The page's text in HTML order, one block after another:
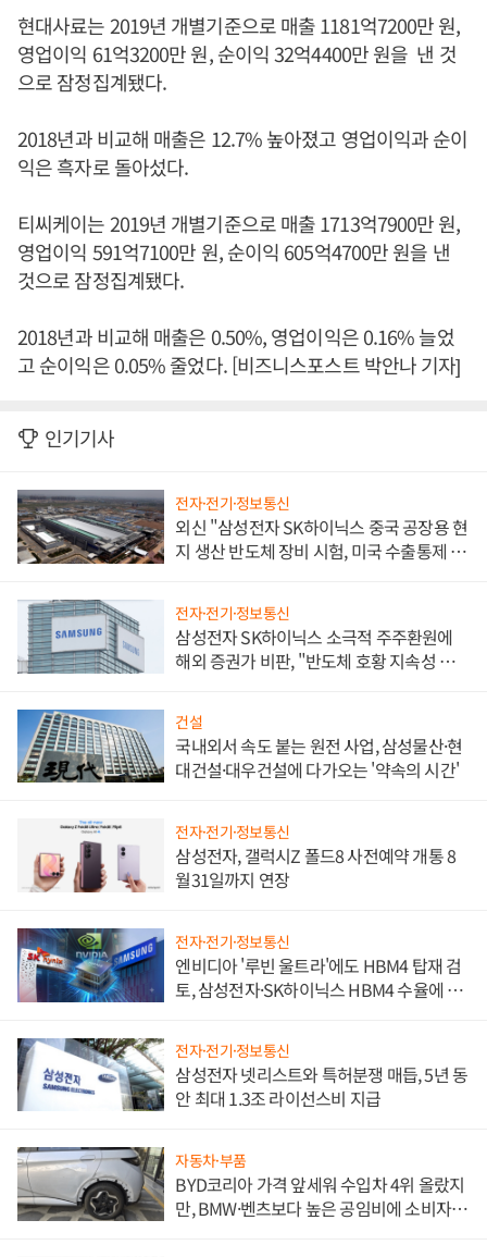
현대사료는 2019년 개별기준으로 매출 1181억7200만 원,
영업이익 61억3200만 원, 순이익 32억4400만 원을 낸 것
으로 잠정집계됐다.
2018년과 비교해 매출은 12.7% 높아졌고 영업이익과 순이
익은 흑자로 돌아섰다.
티씨케이는 2019년 개별기준으로 매출 1713억7900만 원,
영업이익 591억7100만 원, 순이익 605억4700만 원을 낸
것으로 잠정집계됐다.
2018년과 비교해 매출은 0.50%, 영업이익은 0.16% 늘었
고 순이익은 0.05% 줄었다. [비즈니스포스트 박안나 기자]
인기기사
전자·전기·정보통신
외신 "삼성전자 SK하이닉스 중국 공장용 현
지 생산 반도체 장비 시험, 미국 수출통제 대
전자·전기·정보통신
삼성전자 SK하이닉스 소극적 주주환원에
해외 증권가 비판, "반도체 호황 지속성 의
건설
국내외서 속도 붙는 원전 사업, 삼성물산·현
대건설·대우건설에 다가오는 '약속의 시간'
전자·전기·정보통신
삼성전자, 갤럭시Z 폴드8 사전예약 개통 8
월31일까지 연장
전자·전기·정보통신
엔비디아 '루빈 울트라'에도 HBM4 탑재 검
토, 삼성전자·SK하이닉스 HBM4 수율에 주
전자·전기·정보통신
삼성전자 넷리스트와 특허분쟁 매듭, 5년 동
안 최대 1.3조 라이선스비 지급
자동차·부품
BYD코리아 가격 앞세워 수입차 4위 올랐지
만, BMW·벤츠보다 높은 공임비에 소비자